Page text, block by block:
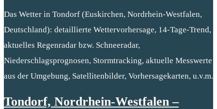
Das Wetter in Tondorf (Euskirchen, Nordrhein-Westfalen,
Deutschland): detaillierte Wettervorhersage, 14-Tage-Trend,
aktuelles Regenradar bzw. Schneeradar,
Niederschlagsprognosen, Stormtracking, aktuelle Messwerte
aus der Umgebung, Satellitenbilder, Vorhersagekarten, u.v.m.
Tondorf, Nordrhein-Westfalen –